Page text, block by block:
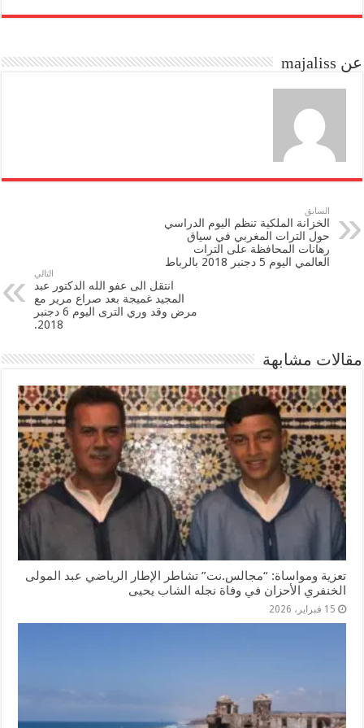
bo
to
n
ail
re
عن majaliss
السابق
الخزانة الملكية تنظم اليوم الدراسي
حول الترات المغربي في سياق
رهانات المحافظة على الترات
العالمي اليوم 5 دجنبر 2018 بالرباط
التالي
انتقل الى عفو الله الدكتور عبد
المجيد غميجة بعد صراع مرير مع
مرض وقد وري الترى اليوم 6 دجنبر
2018.
مقالات مشابهة
تعزية ومواساة: “مجالس.نت” تشاطر الإطار الرياضي عبد المولى
الخنفري الأحزان في وفاة نجله الشاب يحيى
15 فبراير، 2026